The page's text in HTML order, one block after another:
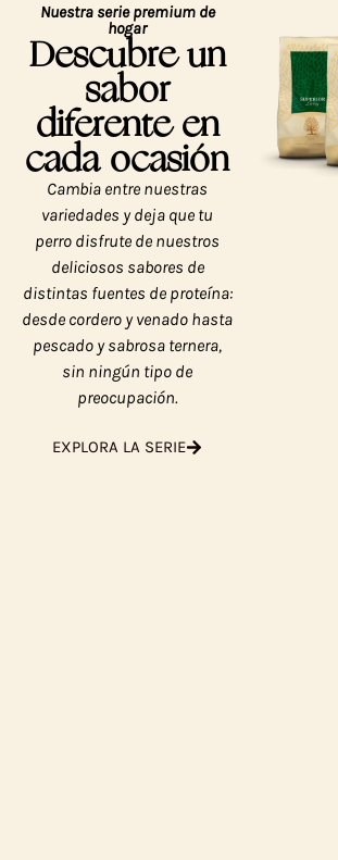
Nuestra serie premium de
hogar
Descubre un
sabor
diferente en
cada ocasión
Cambia entre nuestras
variedades y deja que tu
perro disfrute de nuestros
deliciosos sabores de
distintas fuentes de proteína:
desde cordero y venado hasta
pescado y sabrosa ternera,
sin ningún tipo de
preocupación.
EXPLORA LA SERIE